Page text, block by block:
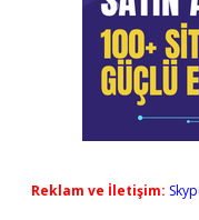
Reklam ve İletişim: